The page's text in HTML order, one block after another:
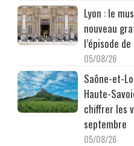
Lyon : le
nouveau
l’épisode
05/08/26
Saône-et-
Haute-
chiffrer les
septembre
05/08/26